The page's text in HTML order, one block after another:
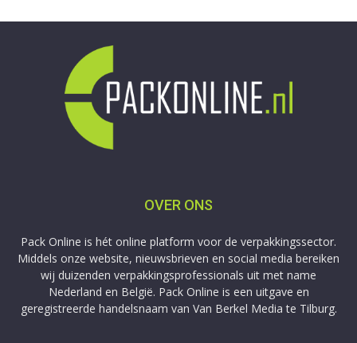
OVER ONS
Pack Online is hét online platform voor de verpakkingssector.
Middels onze website, nieuwsbrieven en social media bereiken
wij duizenden verpakkingsprofessionals uit met name
Nederland en België. Pack Online is een uitgave en
geregistreerde handelsnaam van Van Berkel Media te Tilburg.